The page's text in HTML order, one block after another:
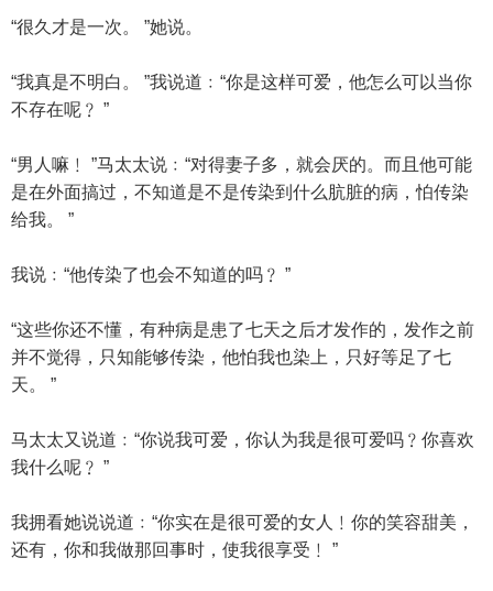
“很久才是一次。 ”她说。
“我真是不明白。 ”我说道﹕“你是这样可爱，他怎么可以当你
不存在呢﹖ ”
“男人嘛﹗ ”马太太说﹕“对得妻子多，就会厌的。而且他可能
是在外面搞过，不知道是不是传染到什么肮脏的病，怕传染
给我。 ”
我说﹕“他传染了也会不知道的吗﹖ ”
“这些你还不懂，有种病是患了七天之后才发作的，发作之前
并不觉得，只知能够传染，他怕我也染上，只好等足了七
天。 ”
马太太又说道﹕“你说我可爱，你认为我是很可爱吗﹖你喜欢
我什么呢﹖ ”
我拥看她说说道﹕“你实在是很可爱的女人﹗你的笑容甜美，
还有，你和我做那回事时，使我很享受﹗ ”